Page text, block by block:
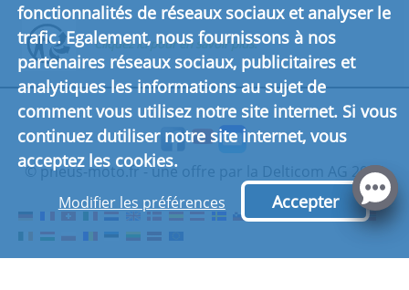
Inscription partenaire de
Cliquez ici pour en savoir plus.
© pneus-moto.fr - une offre par la Delticom AG 2026
fonctionnalités de réseaux sociaux et analyser le
trafic. Egalement, nous fournissons à nos
partenaires réseaux sociaux, publicitaires et
analytiques les informations au sujet de
comment vous utilisez notre site internet. Si vous
continuez dutiliser notre site internet, vous
acceptez les cookies.
Modifier les préférences Accepter